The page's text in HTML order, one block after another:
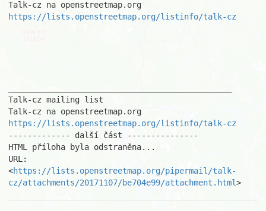
https://lists.openstreetmap.org/listinfo/talk-cz
Talk-cz mailing list
https://lists.openstreetmap.org/listinfo/talk-cz
------------- další část ---------------
HTML příloha byla odstraněna...
URL:
<https://lists.openstreetmap.org/pipermail/talk-
cz/attachments/20171107/be704e99/attachment.html>